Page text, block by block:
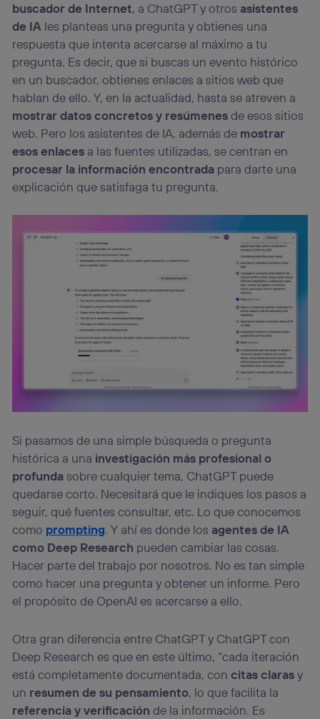
buscador de Internet, a ChatGPT y otros asistentes
de IA les planteas una pregunta y obtienes una
respuesta que intenta acercarse al máximo a tu
pregunta. Es decir, que si buscas un evento histórico
en un buscador, obtienes enlaces a sitios web que
hablan de ello. Y, en la actualidad, hasta se atreven a
mostrar datos concretos y resúmenesde esos sitios
web. Pero los asistentes de IA, además de mostrar
esos enlaces a las fuentes utilizadas, se centran en
procesar la información encontrada para darte una
explicación que satisfaga tu pregunta.
Si pasamos de una simple búsqueda o pregunta
histórica a una investigación más profesional o
profundasobre cualquier tema, ChatGPT puede
quedarse corto. Necesitará que le indiques los pasos a
seguir, qué fuentes consultar, etc. Lo que conocemos
como prompting. Y ahí es donde los agentes de IA
como Deep Research pueden cambiar las cosas.
Hacer parte del trabajo por nosotros. No es tan simple
como hacer una pregunta y obtener un informe. Pero
el propósito de OpenAI es acercarse a ello.
Otra gran diferencia entre ChatGPT y ChatGPT con
Deep Research es que en este último, “cada iteración
está completamente documentada, concitas clarasy
un resumen de su pensamiento, lo que facilita la
referencia y verificación de la información. Es